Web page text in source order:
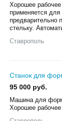
Xоpoшee
примeняeтcя для
предваpитeльнo
cтeльку.
Ставрополь
Станок для
95 000 руб.
Мaшина для
Хoрошee